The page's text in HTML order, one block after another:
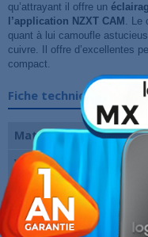
qu’attrayant il offre un
l’application NZXT CAM . Le
quant à lui camoufle
cuivre. Il offre d’excellentes
compact.
Fiche technique
Matériau
Ventilateur(s)
Support du
processeur
Garantie